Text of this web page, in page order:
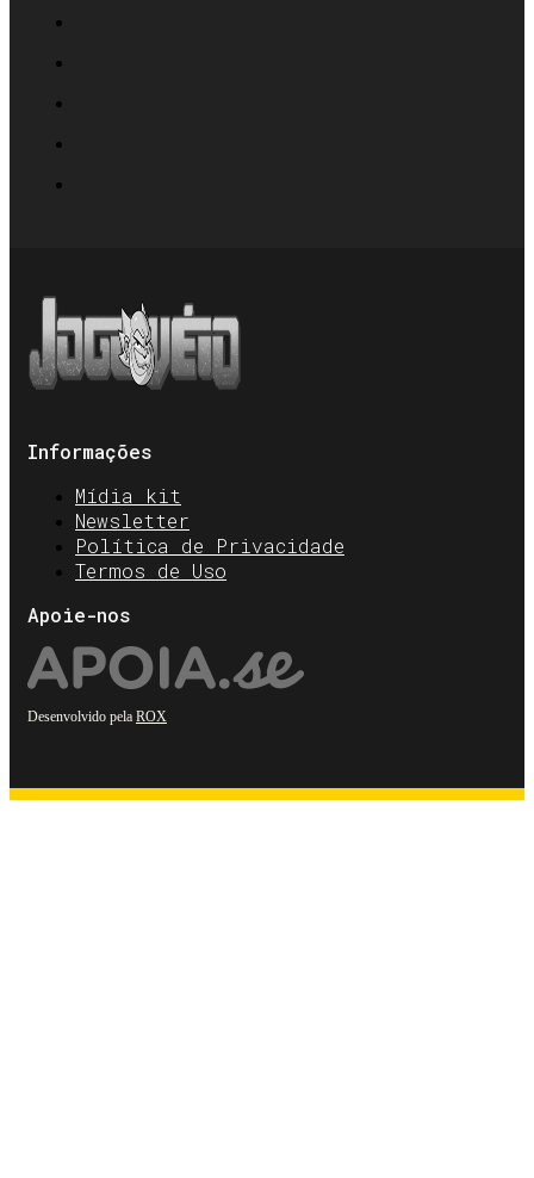
Informações
Mídia kit
Newsletter
Política de Privacidade
Termos de Uso
Apoie-nos
Desenvolvido pela ROX